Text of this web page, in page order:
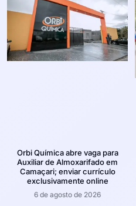
Orbi Química abre vaga para
Auxiliar de Almoxarifado em
Camaçari; enviar currículo
exclusivamente online
6 de agosto de 2026